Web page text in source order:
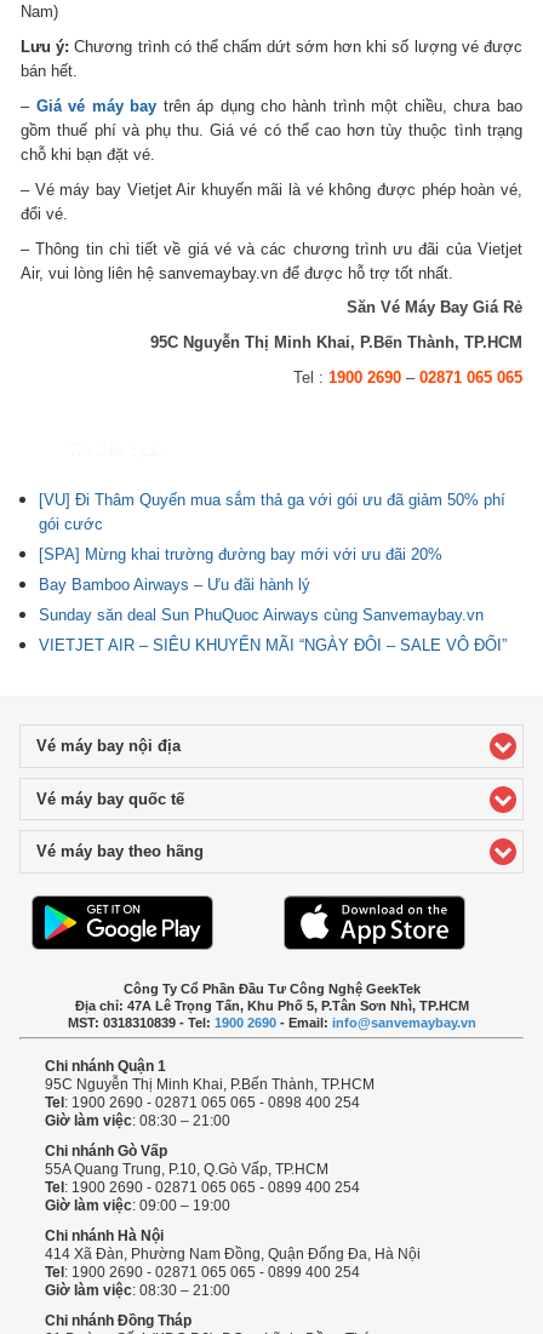
Nam)
Lưu ý: Chương trình có thể chấm dứt sớm hơn khi số lượng vé được
bán hết.
– Giá vé máy bay trên áp dụng cho hành trình một chiều, chưa bao
gồm thuế phí và phụ thu. Giá vé có thể cao hơn tùy thuộc tình trạng
chỗ khi bạn đặt vé.
– Vé máy bay Vietjet Air khuyến mãi là vé không được phép hoàn vé,
đổi vé.
– Thông tin chi tiết về giá vé và các chương trình ưu đãi của Vietjet
Air, vui lòng liên hệ sanvemaybay.vn để được hỗ trợ tốt nhất.
Săn Vé Máy Bay Giá Rẻ
95C Nguyễn Thị Minh Khai, P.Bến Thành, TP.HCM
Tel : 1900 2690– 02871 065 065
[VU] Đi Thâm Quyến mua sắm thả ga với gói ưu đã giảm 50% phí
gói cước
[SPA] Mừng khai trường đường bay mới với ưu đãi 20%
Bay Bamboo Airways – Ưu đãi hành lý
Sunday săn deal Sun PhuQuoc Airways cùng Sanvemaybay.vn
VIETJET AIR – SIÊU KHUYẾN MÃI “NGÀY ĐÔI – SALE VÔ ĐỐI”
Vé máy bay nội địaclick to expand contents
Vé máy bay quốc tếclick to expand contents
Vé máy bay theo hãng
Công Ty Cổ Phần Đầu Tư Công Nghệ GeekTek
Địa chỉ: 47A Lê Trọng Tấn, Khu Phố 5, P.Tân Sơn Nhì, TP.HCM
MST: 0318310839 - Tel: 1900 2690- Email: info@sanvemaybay.vn
Chi nhánh Quận 1
95C Nguyễn Thị Minh Khai, P.Bến Thành, TP.HCM
Tel: 1900 2690 - 02871 065 065 - 0898 400 254
Giờ làm việc: 08:30 – 21:00
Chi nhánh Gò Vấp
55A Quang Trung, P.10, Q.Gò Vấp, TP.HCM
Tel: 1900 2690 - 02871 065 065 - 0899 400 254
Giờ làm việc: 09:00 – 19:00
Chi nhánh Hà Nội
414 Xã Đàn, Phường Nam Đồng, Quận Đống Đa, Hà Nội
Tel: 1900 2690 - 02871 065 065 - 0899 400 254
Giờ làm việc: 08:30 – 21:00
Chi nhánh Đồng Tháp